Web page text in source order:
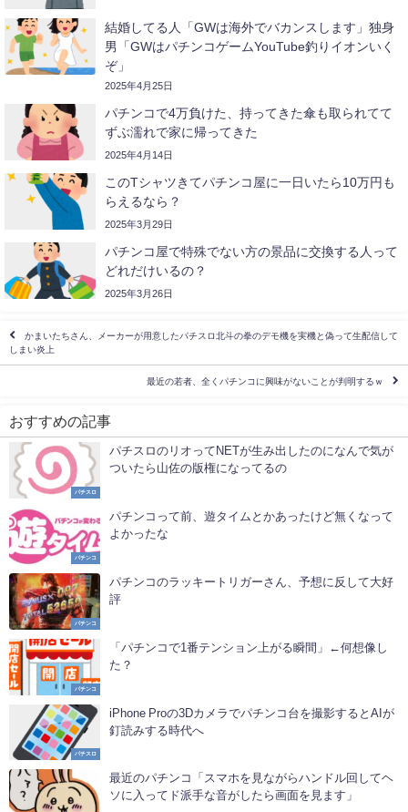
結婚してる人「GWは海外でバカンスします」独身
男「GWはパチンコゲームYouTube釣りイオンいく
ぞ」
2025年4月25日
パチンコで4万負けた、持ってきた傘も取られてて
ずぶ濡れで家に帰ってきた
2025年4月14日
このTシャツきてパチンコ屋に一日いたら10万円も
らえるなら？
2025年3月29日
パチンコ屋で特殊でない方の景品に交換する人って
どれだけいるの？
2025年3月26日
かまいたちさん、メーカーが用意したパチスロ北斗の拳のデモ機を実機と偽って生配信して
しまい炎上
最近の若者、全くパチンコに興味がないことが判明するｗ
おすすめの記事
パチスロ
パチスロのリオってNETが生み出したのになんで気が
ついたら山佐の版権になってるの
パチンコ
パチンコって前、遊タイムとかあったけど無くなって
よかったな
パチンコ
パチンコのラッキートリガーさん、予想に反して大好
評
パチンコ
「パチンコで1番テンション上がる瞬間」←何想像し
た？
パチスロ
iPhone Proの3Dカメラでパチンコ台を撮影するとAIが
釘読みする時代へ
最近のパチンコ「スマホを見ながらハンドル回してヘ
ソに入ってド派手な音がしたら画面を見ます」